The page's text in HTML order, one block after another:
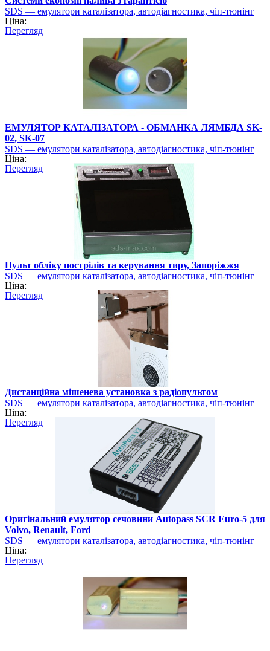
SDS — емулятори каталізатора, автодіагностика, чіп-тюнінг
Ціна:
Перегляд
ЕМУЛЯТОР КАТАЛІЗАТОРА - ОБМАНКА ЛЯМБДА SK-
02, SK-07
SDS — емулятори каталізатора, автодіагностика, чіп-тюнінг
Ціна:
Перегляд
Пульт обліку пострілів та керування тиру, Запоріжжя
SDS — емулятори каталізатора, автодіагностика, чіп-тюнінг
Ціна:
Перегляд
Дистанційна мішенева установка з радіопультом
SDS — емулятори каталізатора, автодіагностика, чіп-тюнінг
Ціна:
Перегляд
Оригінальний емулятор сечовини Autopass SCR Euro-5 для
Volvo, Renault, Ford
SDS — емулятори каталізатора, автодіагностика, чіп-тюнінг
Ціна:
Перегляд